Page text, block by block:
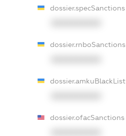
dossier.specSanctions
dossier.rnboSanctions
dossier.amkuBlackList
dossier.ofacSanctions